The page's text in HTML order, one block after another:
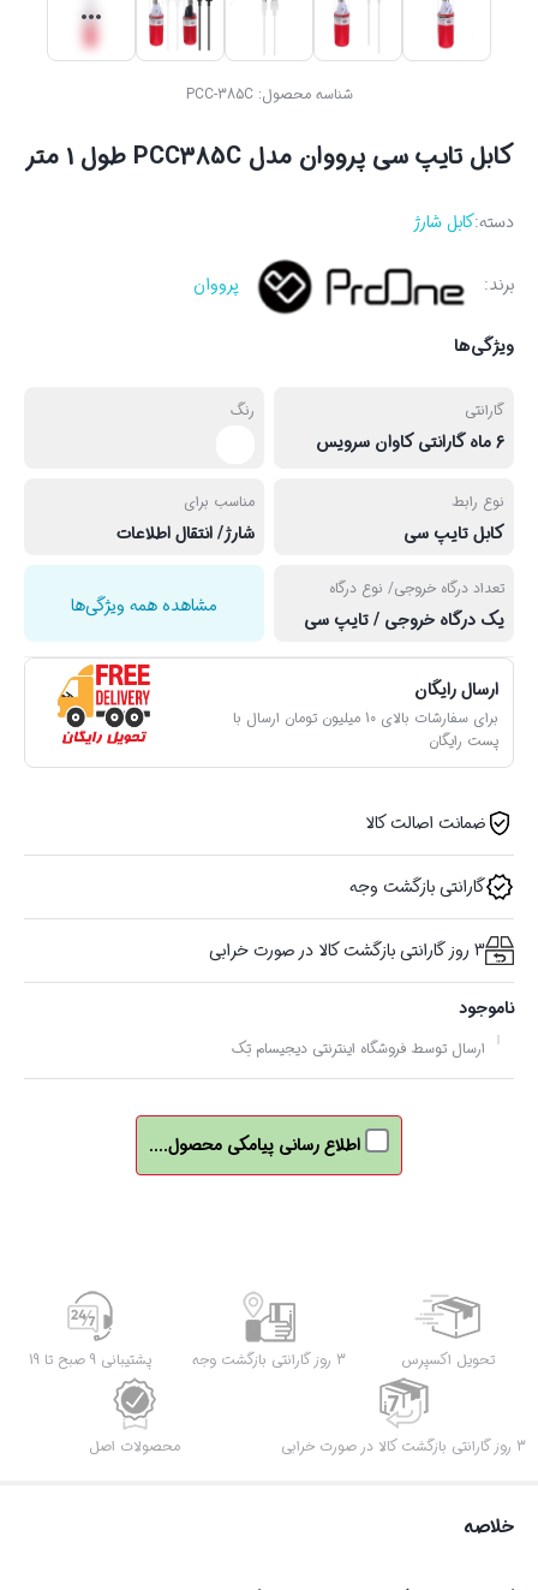
شناسه محصول:PCC-385C
کابل تایپ سی پرووان مدل PCC385C طول 1 متر
دسته:کابل شارژ
برند: پرووان
ویژگی‌ها
گارانتی
6 ماه گارانتی کاوان سرویس
رنگ
نوع رابط
کابل تایپ سی
مناسب برای
شارژ/ انتقال اطلاعات
تعداد درگاه خروجی/ نوع درگاه
یک درگاه خروجی / تایپ سی
مشاهده همه ویژگی‌ها
ارسال رایگان
برای سفارشات بالای 10 میلیون تومان ارسال با
پست رایگان
ضمانت اصالت کالا
گارانتی بازگشت وجه
3 روز گارانتی بازگشت کالا در صورت خرابی
ناموجود
ارسال توسط فروشگاه اینترنتی دیجیسام تِک
اطلاع رسانی پیامکی محصول....
تحویل اکسپرس 3 روز گارانتی بازگشت وجه پشتیبانی 9 صبح تا 19
3 روز گارانتی بازگشت کالا در صورت خرابی محصولات اصل
خلاصه